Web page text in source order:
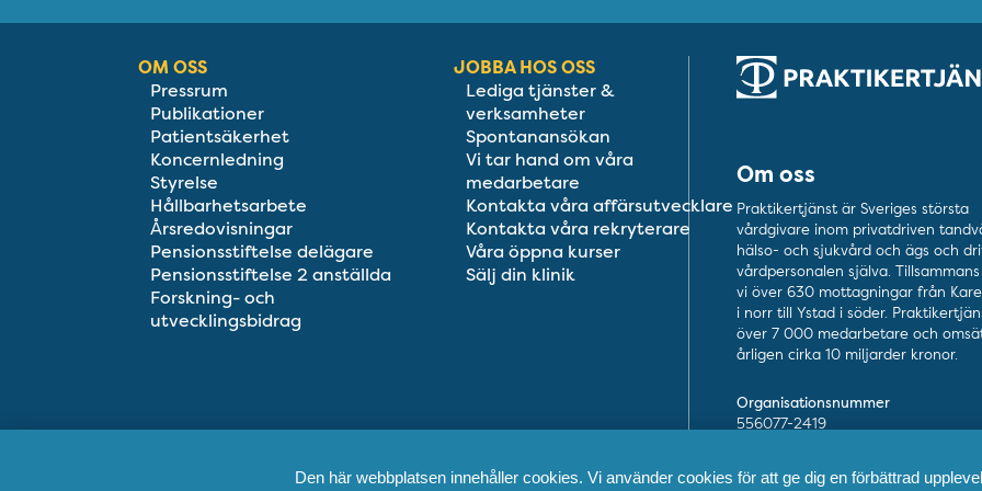
Den här webbplatsen innehåller cookies. Vi använder cookies för att ge dig en förbättrad
OM OSS
Pressrum
Publikationer
Patientsäkerhet
Koncernledning
Styrelse
Hållbarhetsarbete
Årsredovisningar
Pensionsstiftelse delägare
Pensionsstiftelse 2 anställda
Forskning- och
utvecklingsbidrag
JOBBA HOS OSS
Lediga tjänster &
verksamheter
Spontanansökan
Vi tar hand om våra
medarbetare
Kontakta våra affärsutvecklare
Kontakta våra rekryterare
Våra öppna kurser
Sälj din klinik
Om oss
Praktikertjänst är Sveriges största
vårdgivare inom privatdriven
hälso- och sjukvård och ägs och
vårdpersonalen själva.
vi över 630 mottagningar från
i norr till Ystad i söder.
över 7 000 medarbetare och
årligen cirka 10 miljarder kronor.
Organisationsnummer
556077-2419